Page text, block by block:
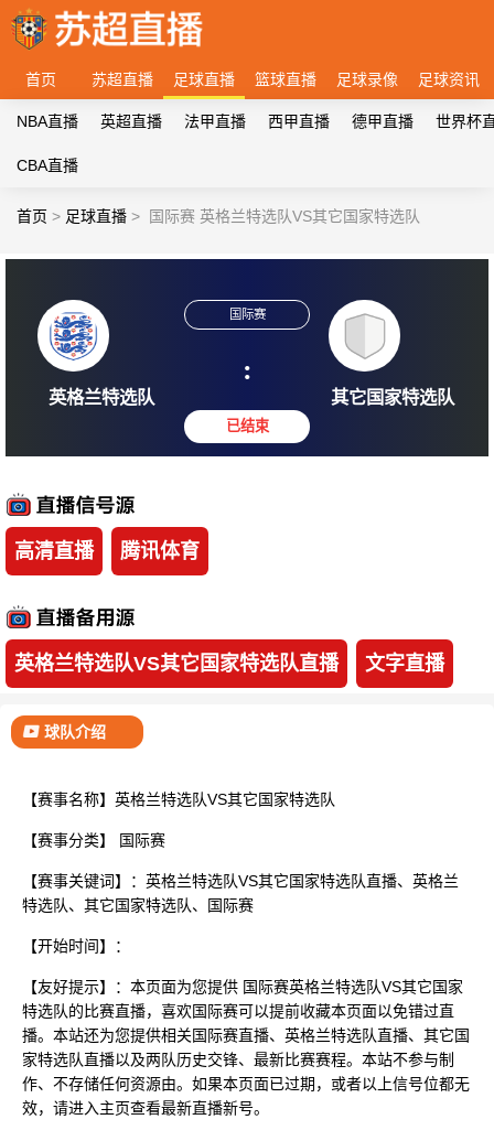
首页 苏超直播 足球直播 篮球直播 足球录像 足球资讯
NBA直播 英超直播 法甲直播 西甲直播 德甲直播 世界杯
CBA直播
首页 > 足球直播 > 国际赛 英格兰特选队VS其它国家特选队
:
高清直播 腾讯体育
英格兰特选队VS其它国家特选队直播 文字直播
球队介绍
【赛事名称】英格兰特选队VS其它国家特选队
【赛事分类】 国际赛
【赛事关键词】：英格兰特选队VS其它国家特选队直播、英格兰
特选队、其它国家特选队、国际赛
【开始时间】：
【友好提示】：本页面为您提供 国际赛英格兰特选队VS其它国家
特选队的比赛直播，喜欢国际赛可以提前收藏本页面以免错过直
播。本站还为您提供相关国际赛直播、英格兰特选队直播、其它国
家特选队直播以及两队历史交锋、最新比赛赛程。本站不参与制
作、不存储任何资源由。如果本页面已过期，或者以上信号位都无
效，请进入主页查看最新直播新号。